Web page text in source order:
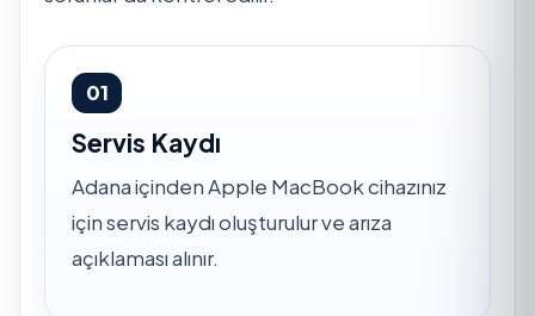
01
Servis Kaydı
Adana içinden Apple MacBook cihazınız
için servis kaydı oluşturulur ve arıza
açıklaması alınır.